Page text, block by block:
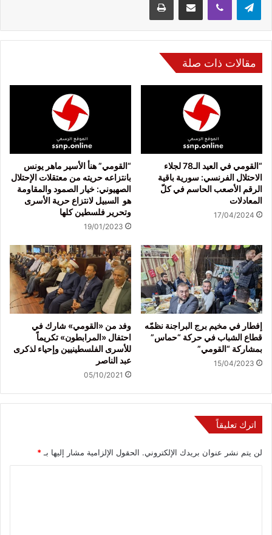
مقالات ذات صلة
“القومي في العيد الـ78 لجلاء
الاحتلال الفرنسي: سورية باقية
الرقم الأصعب الحاسم في كلّ
المعادلات
17/04/2024
“القومي” هنأ الأسير ماهر يونس
بانتزاعه حريته من معتقلات الإحتلال
الصهيوني: خيار الصمود والمقاومة
هو السبيل لانتزاع حرية الأسرى
وتحرير فلسطين كلها
19/01/2023
إفطار في مخيم برج البراجنة نظمّه
قطاع الشباب في حركة “حماس”
بمشاركة “القومي”
15/04/2023
وفد من «القومي» شارك في
احتفال «المرابطون» تكريماً
للأسرى الفلسطينيين وإحياء لذكرى
عبد الناصر
05/10/2021
اترك تعليقاً
لن يتم نشر عنوان بريدك الإلكتروني. الحقول الإلزامية مشار إليها بـ *